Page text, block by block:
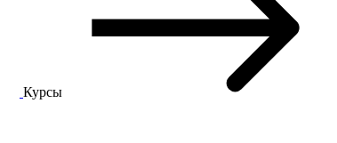
Курсы